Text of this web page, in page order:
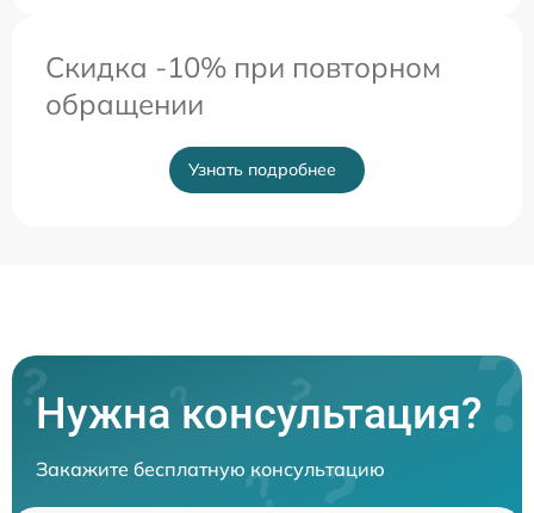
Скидка -10% при повторном
обращении
Узнать подробнее
Нужна консультация?
Закажите бесплатную консультацию